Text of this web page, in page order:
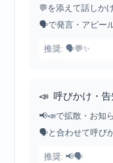
💬を添えて話しか
🗣️で発言・アピー
推奨: 🗣️💬✨
📣 呼びかけ・告
📢📣で拡散・お知
🗣️と合わせて呼び
推奨: 📢🗣️